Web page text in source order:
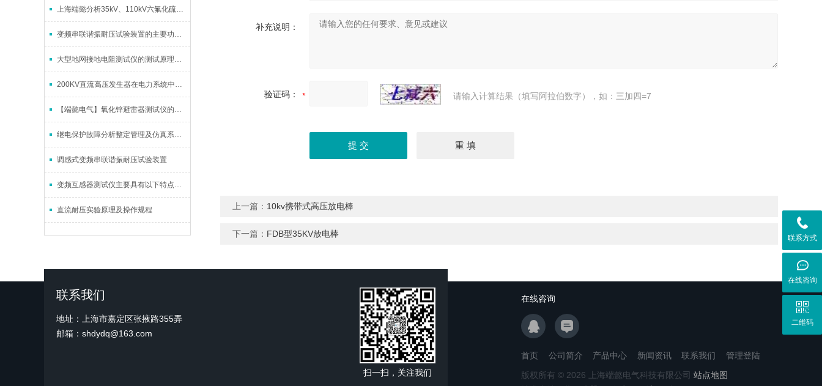
上海端懿分析35kV、110kV六氟化硫断路器的检修与试验
变频串联谐振耐压试验装置的主要功能及其技术特点
大型地网接地电阻测试仪的测试原理和使用注意事项
200KV直流高压发生器在电力系统中的应用
【端懿电气】氧化锌避雷器测试仪的论述
继电保护故障分析整定管理及仿真系统的应用
调感式变频串联谐振耐压试验装置
变频互感器测试仪主要具有以下特点，一起来了解一下
直流耐压实验原理及操作规程
补充说明：
验证码： 请输入计算结果（填写阿拉伯数字），如：三加四=7
上一篇： 10kv携带式高压放电棒
下一篇： FDB型35KV放电棒
联系我们
地址：上海市嘉定区张掖路355弄
邮箱：shdydq@163.com
扫一扫，关注我们
在线咨询
首页 公司简介 产品中心 新闻资讯 联系我们
管理登陆
版权所有 © 2026 上海端懿电气科技有限公司 站点地图
联系方式
在线咨询
二维码